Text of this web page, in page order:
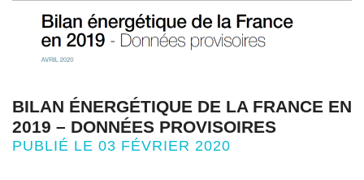
BILAN ÉNERGÉTIQUE DE LA FRANCE EN
2019 – DONNÉES PROVISOIRES
PUBLIÉ LE 03 FÉVRIER 2020